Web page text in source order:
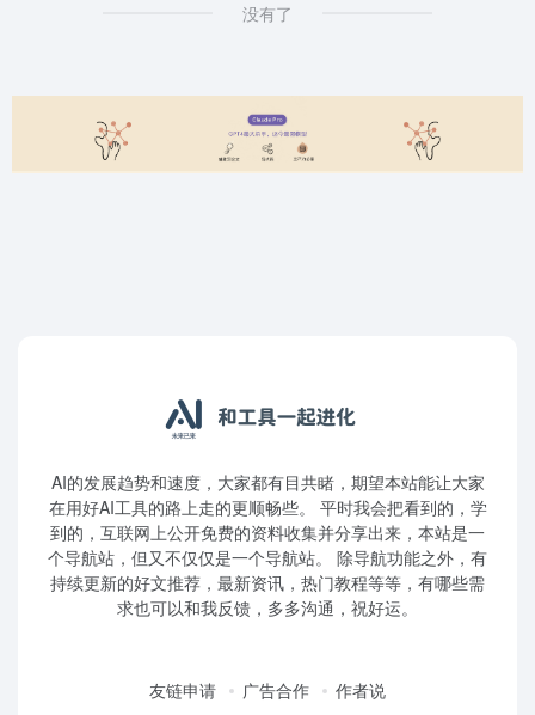
没有了
AI的发展趋势和速度，大家都有目共睹，期望本站能让大家
在用好AI工具的路上走的更顺畅些。 平时我会把看到的，学
到的，互联网上公开免费的资料收集并分享出来，本站是一
个导航站，但又不仅仅是一个导航站。 除导航功能之外，有
持续更新的好文推荐，最新资讯，热门教程等等，有哪些需
求也可以和我反馈，多多沟通，祝好运。
友链申请 广告合作 作者说